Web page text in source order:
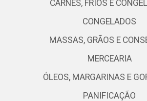
CARNES, FRIOS E
CONGELADOS
MASSAS, GRÃOS E
MERCEARIA
ÓLEOS, MARGARINAS E
PANIFICAÇÃO